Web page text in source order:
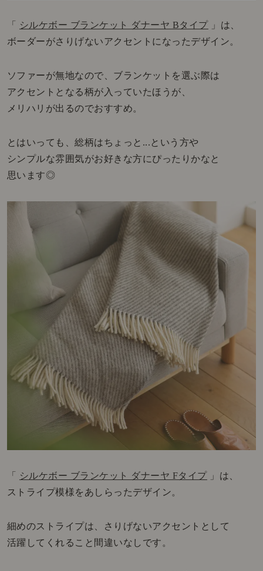
「 シルケボー ブランケット ダナーヤ Bタイプ」は、
ボーダーがさりげないアクセントになったデザイン。
ソファーが無地なので、ブランケットを選ぶ際は
アクセントとなる柄が入っていたほうが、
メリハリが出るのでおすすめ。
とはいっても、総柄はちょっと...という方や
シンプルな雰囲気がお好きな方にぴったりかなと
思います◎
「 シルケボー ブランケット ダナーヤ Fタイプ」は、
ストライプ模様をあしらったデザイン。
細めのストライプは、さりげないアクセントとして
活躍してくれること間違いなしです。